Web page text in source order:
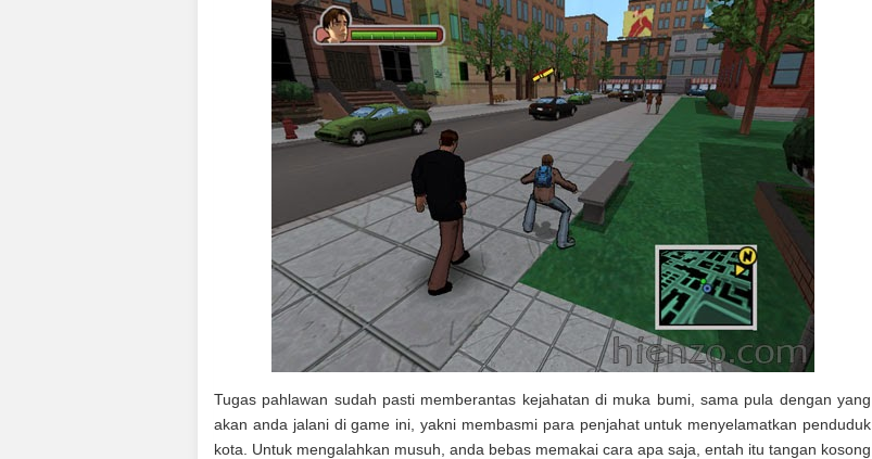
Tugas pahlawan sudah pasti memberantas kejahatan di muka bumi, sama pula dengan yang
akan anda jalani di game ini, yakni membasmi para penjahat untuk menyelamatkan penduduk
kota. Untuk mengalahkan musuh, anda bebas memakai cara apa saja, entah itu tangan kosong